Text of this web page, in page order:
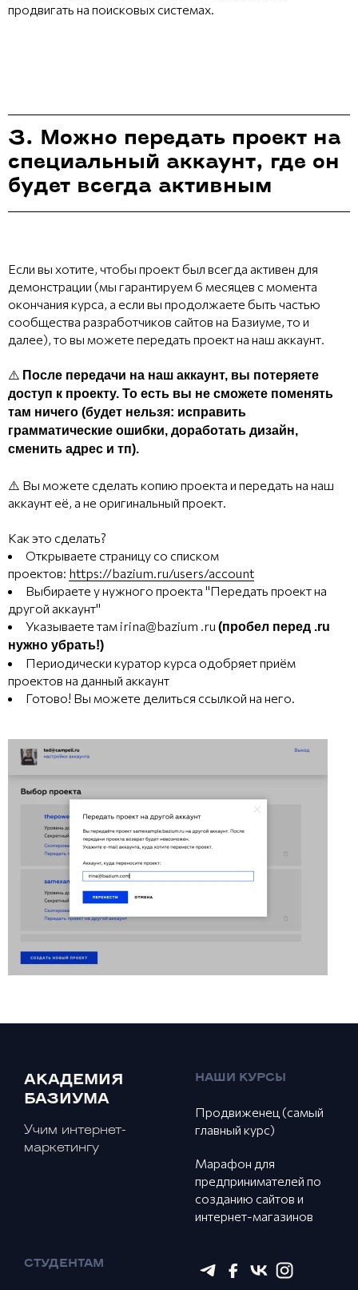
продвигать на поисковых системах.
3. Можно передать проект на
специальный аккаунт, где он
будет всегда активным
Если вы хотите, чтобы проект был всегда активен для
демонстрации (мы гарантируем 6 месяцев с момента
окончания курса, а если вы продолжаете быть частью
сообщества разработчиков сайтов на Базиуме, то и
далее), то вы можете передать проект на наш аккаунт.
⚠️ После передачи на наш аккаунт, вы потеряете
доступ к проекту. То есть вы не сможете поменять
там ничего (будет нельзя: исправить
грамматические ошибки, доработать дизайн,
сменить адрес и тп).
⚠️ Вы можете сделать копию проекта и передать на наш
аккаунт её, а не оригинальный проект.
Как это сделать?
Открываете страницу со списком
проектов: https://bazium.ru/users/account
Выбираете у нужного проекта "Передать проект на
другой аккаунт"
Указываете там irina@bazium .ru (пробел перед .ru
нужно убрать!)
Периодически куратор курса одобряет приём
проектов на данный аккаунт
Готово! Вы можете делиться ссылкой на него.
АКАДЕМИЯ
БАЗИУМА
Учим интернет-
маркетингу
НАШИ КУРСЫ
Продвиженец (самый
главный курс)
Марафон для
предпринимателей по
созданию сайтов и
интернет-магазинов
СТУДЕНТАМ